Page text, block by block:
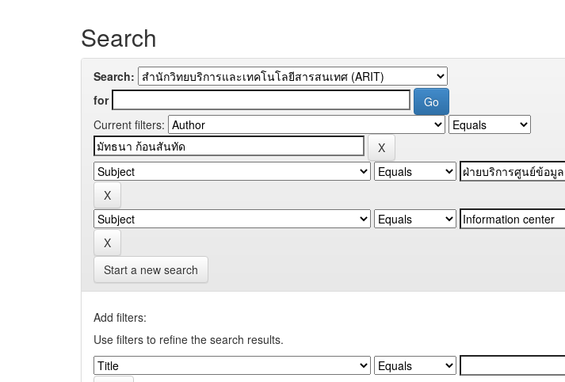
Search
Search:
for
Current filters:
Start a new search
Add filters:
Use filters to refine the search results.